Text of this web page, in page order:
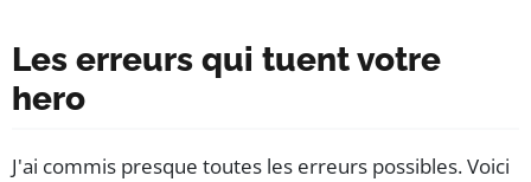
Les erreurs qui tuent votre
hero
J'ai commis presque toutes les erreurs possibles. Voici